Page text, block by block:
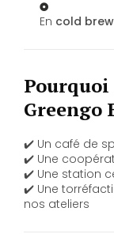
En cold brew
Greengo
✔️ Un café de
✔️ Une
✔️ Une station
✔️ Une
nos ateliers